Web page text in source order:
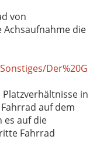
von
die
Der%20G
in
auf dem
es auf die
Fahrrad